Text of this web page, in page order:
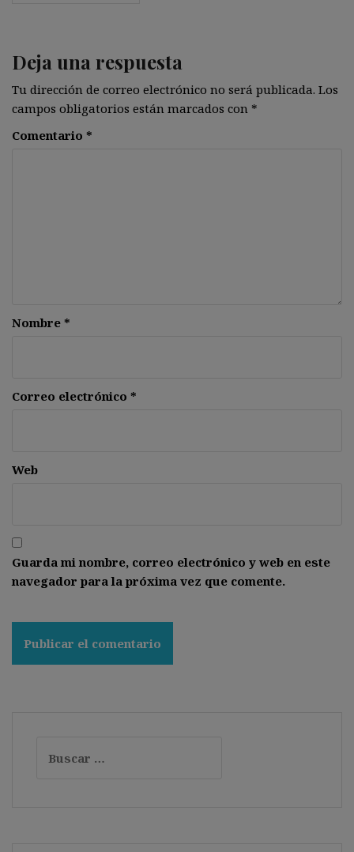
Deja una respuesta
Tu dirección de correo electrónico no será publicada. Los
campos obligatorios están marcados con *
Comentario *
Nombre *
Correo electrónico *
Web
Guarda mi nombre, correo electrónico y web en este
navegador para la próxima vez que comente.